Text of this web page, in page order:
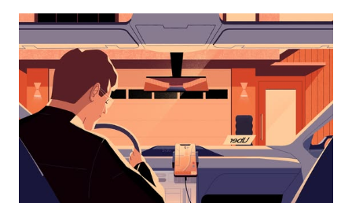
do
i wybrać
datę.
Naciśnij
klawisz
„Escape”,
aby
zamknąć
kalendarz.